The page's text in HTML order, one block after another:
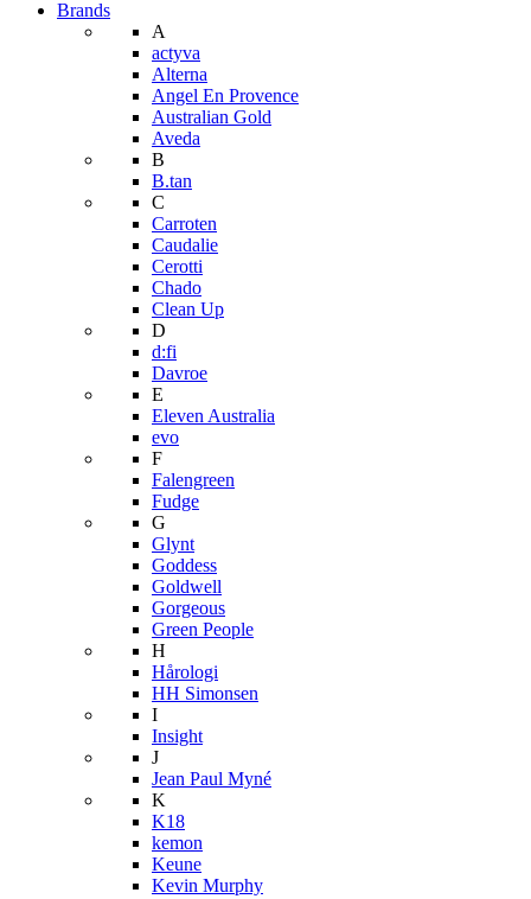
Brands
A
actyva
Alterna
Angel En Provence
Australian Gold
Aveda
B
B.tan
C
Carroten
Caudalie
Cerotti
Chado
Clean Up
D
d:fi
Davroe
E
Eleven Australia
evo
F
Falengreen
Fudge
G
Glynt
Goddess
Goldwell
Gorgeous
Green People
H
Hårologi
HH Simonsen
I
Insight
J
Jean Paul Myné
K
K18
kemon
Keune
Kevin Murphy